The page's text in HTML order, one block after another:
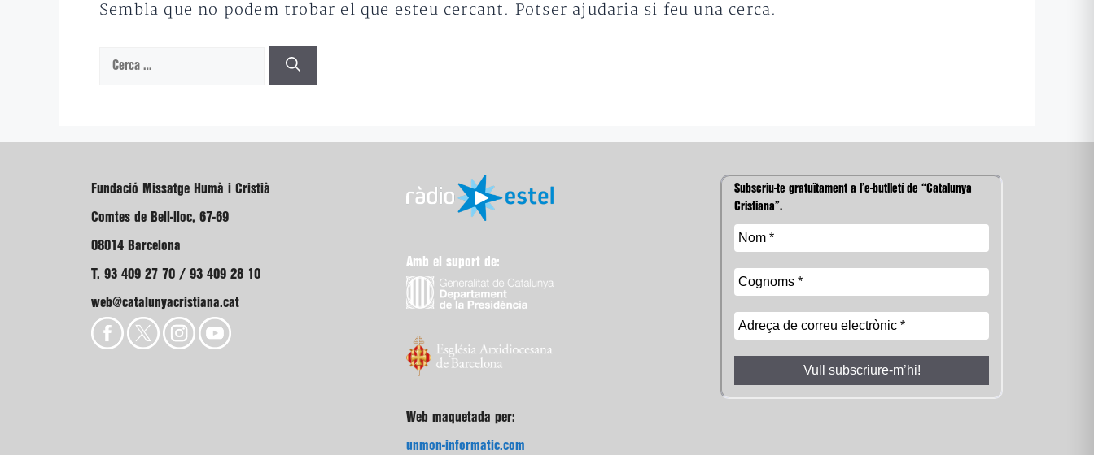
Sembla que no podem trobar el que esteu cercant. Potser ajudaria si feu una cerca.
Cerca:
Fundació Missatge Humà i Cristià
Comtes de Bell-lloc, 67-69
08014 Barcelona
T. 93 409 27 70 / 93 409 28 10
web@catalunyacristiana.cat
Amb el suport de:
Web maquetada per:
unmon-informatic.com
Subscriu-te gratuïtament a l’e-butlletí de “Catalunya
Cristiana”.